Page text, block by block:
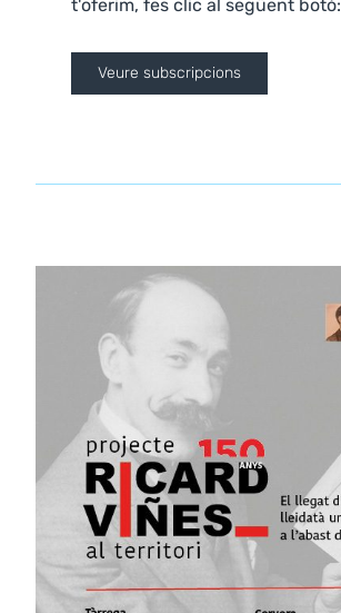
t'oferim, fes clic al següent botó:
Veure subscripcions